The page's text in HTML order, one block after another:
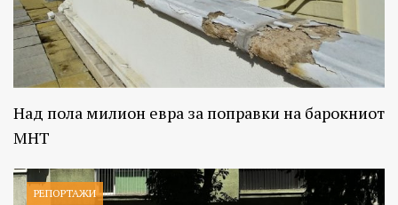
Над пола милион евра за поправки на барокниот
МНТ
РЕПОРТАЖИ